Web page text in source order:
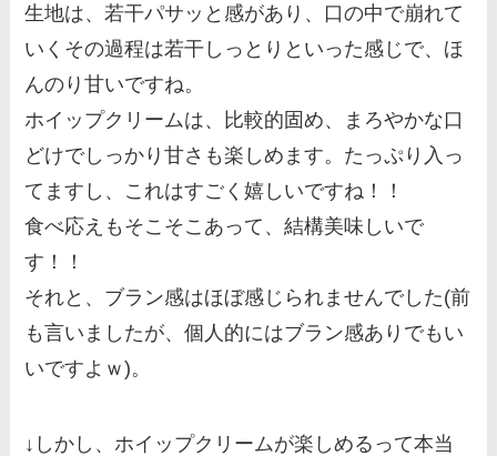
生地は、若干パサッと感があり、口の中で崩れて
いくその過程は若干しっとりといった感じで、ほ
んのり甘いですね。
ホイップクリームは、比較的固め、まろやかな口
どけでしっかり甘さも楽しめます。たっぷり入っ
てますし、これはすごく嬉しいですね！！
食べ応えもそこそこあって、結構美味しいで
す！！
それと、ブラン感はほぼ感じられませんでした(前
も言いましたが、個人的にはブラン感ありでもい
いですよｗ)。
↓しかし、ホイップクリームが楽しめるって本当